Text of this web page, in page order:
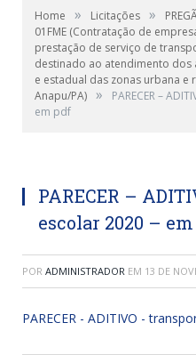
Home » Licitações »
01FME (Contratação de
prestação de serviço de
destinado ao atendimento dos
e estadual das zonas urbana e
Anapu/PA) »
PARECER –
em pdf
PARECER –
escolar 2020 –
POR ADMINISTRADOR EM 13 DE
PARECER - ADITIVO -